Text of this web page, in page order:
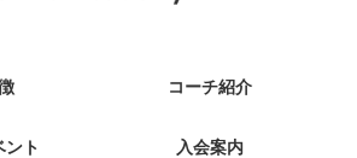
コーチ紹介
ント 入会案内